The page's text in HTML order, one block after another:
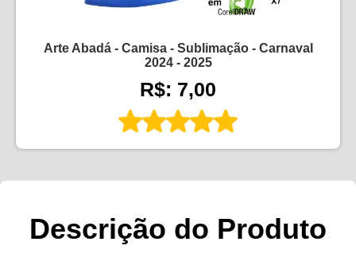
Arte Abadá - Camisa - Sublimação - Carnaval
2024 - 2025
R$: 7,00
Descrição do Produto